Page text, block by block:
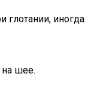
глотании, иногда
шее.